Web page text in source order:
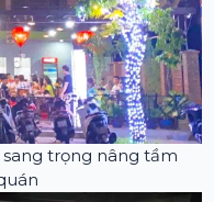
trọng nâng tầm